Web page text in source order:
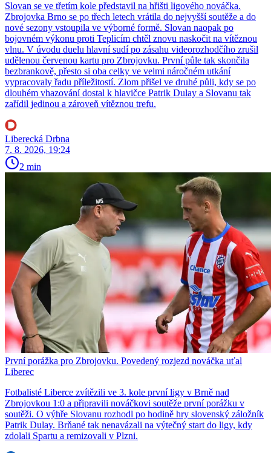
Slovan se ve třetím kole představil na hřišti ligového nováčka.
Zbrojovka Brno se po třech letech vrátila do nejvyšší soutěže a do
nové sezony vstoupila ve výborné formě. Slovan naopak po
bojovném výkonu proti Teplicím chtěl znovu naskočit na vítěznou
vlnu. V úvodu duelu hlavní sudí po zásahu videorozhodčího zrušil
udělenou červenou kartu pro Zbrojovku. První půle tak skončila
bezbrankově, přesto si oba celky ve velmi náročném utkání
vypracovaly řadu příležitostí. Zlom přišel ve druhé půli, kdy se po
dlouhém vhazování dostal k hlavičce Patrik Dulay a Slovanu tak
zařídil jedinou a zároveň vítěznou trefu.
Liberecká Drbna
7. 8. 2026, 19:24
2 min
První porážka pro Zbrojovku. Povedený rozjezd nováčka uťal
Liberec
Fotbalisté Liberce zvítězili ve 3. kole první ligy v Brně nad
Zbrojovkou 1:0 a připravili nováčkovi soutěže první porážku v
soutěži. O výhře Slovanu rozhodl po hodině hry slovenský záložník
Patrik Dulay. Brňané tak nenavázali na výtečný start do ligy, kdy
zdolali Spartu a remizovali v Plzni.